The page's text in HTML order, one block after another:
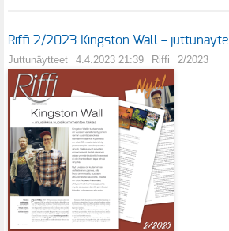
Riffi 2/2023 Kingston Wall – juttunäyte
Juttunäytteet 4.4.2023 21:39 Riffi 2/2023